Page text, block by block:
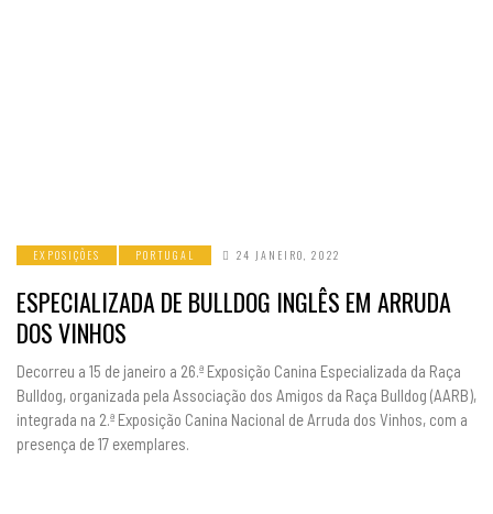
EXPOSIÇÕES PORTUGAL 24 JANEIRO, 2022
ESPECIALIZADA DE BULLDOG INGLÊS EM ARRUDA
DOS VINHOS
Decorreu a 15 de janeiro a 26.ª Exposição Canina Especializada da Raça
Bulldog, organizada pela Associação dos Amigos da Raça Bulldog (AARB),
integrada na 2.ª Exposição Canina Nacional de Arruda dos Vinhos, com a
presença de 17 exemplares.